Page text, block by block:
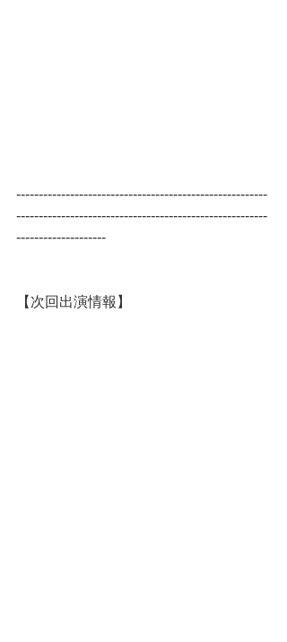
--------------------------------------------------------
--------------------------------------------------------
--------------------
【次回出演情報】